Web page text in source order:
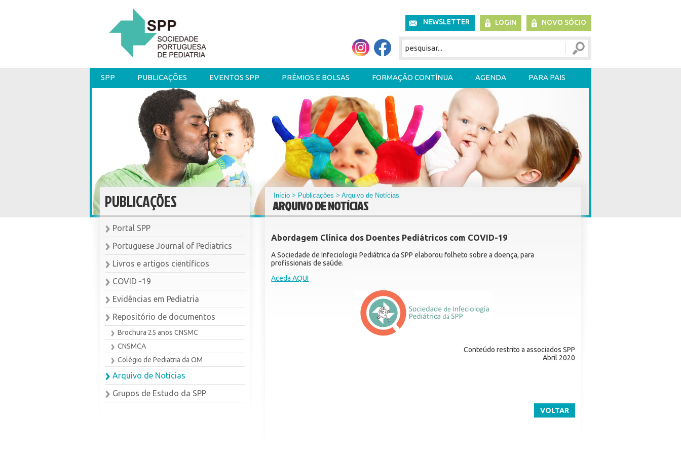
NEWSLETTER LOGIN NOVO SÓCIO
SPP PUBLICAÇÕES EVENTOS SPP PRÉMIOS E BOLSAS FORMAÇÃO CONTÍNUA AGENDA PARA PAIS
PUBLICAÇÕES
Portal SPP
Portuguese Journal of Pediatrics
Livros e artigos científicos
COVID -19
Evidências em Pediatria
Repositório de documentos
Brochura 25 anos CNSMC
CNSMCA
Colégio de Pediatria da OM
Arquivo de Notícias
Grupos de Estudo da SPP
Início > Publicações > Arquivo de Notícias
ARQUIVO DE NOTÍCIAS
Abordagem Clínica dos Doentes Pediátricos com COVID-19
A Sociedade de Infeciologia Pediátrica da SPP elaborou folheto sobre a doença, para
profissionais de saúde.
Aceda AQUI
Conteúdo restrito a associados SPP
Abril 2020
VOLTAR